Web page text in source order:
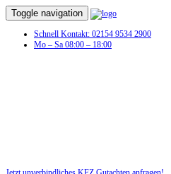
Toggle navigation
Schnell Kontakt: 02154 9534 2900
Mo – Sa 08:00 – 18:00